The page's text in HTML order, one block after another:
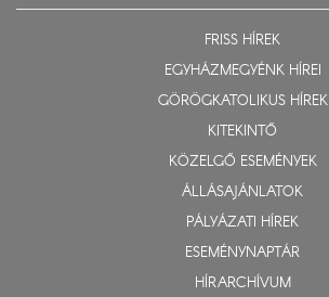
FRISS HÍREK
EGYHÁZMEGYÉNK HÍREI
GÖRÖGKATOLIKUS HÍREK
KITEKINTŐ
KÖZELGŐ ESEMÉNYEK
ÁLLÁSAJÁNLATOK
PÁLYÁZATI HÍREK
ESEMÉNYNAPTÁR
HÍRARCHÍVUM